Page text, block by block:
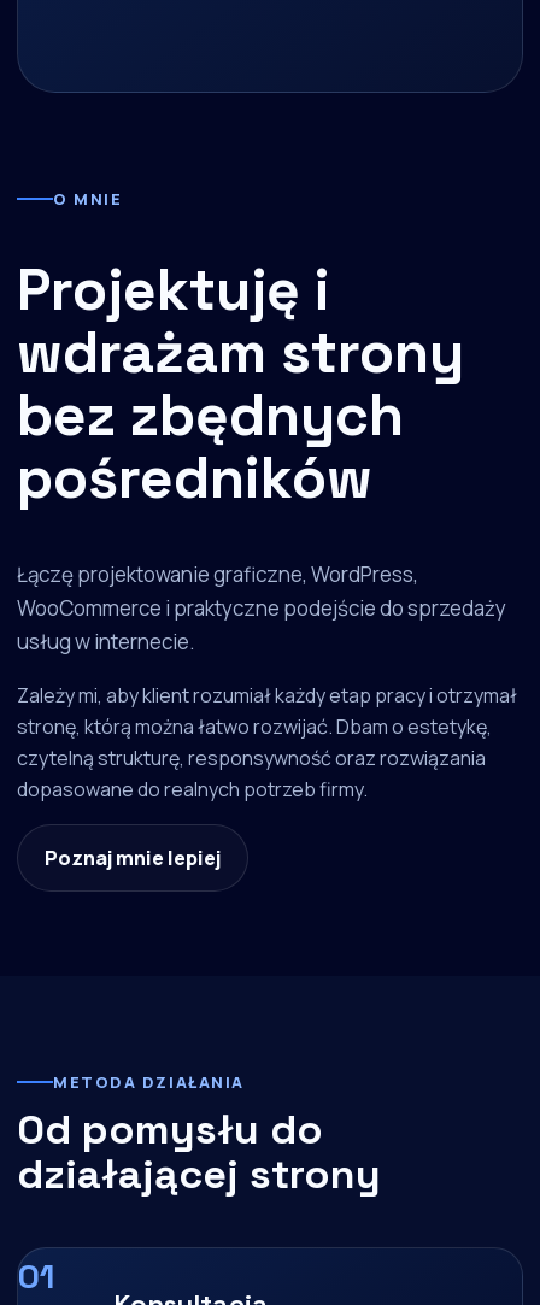
O MNIE
Projektuję i
wdrażam strony
bez zbędnych
pośredników
Łączę projektowanie graficzne, WordPress,
WooCommerce i praktyczne podejście do sprzedaży
usług w internecie.
Zależy mi, aby klient rozumiał każdy etap pracy i otrzymał
stronę, którą można łatwo rozwijać. Dbam o estetykę,
czytelną strukturę, responsywność oraz rozwiązania
dopasowane do realnych potrzeb firmy.
Poznaj mnie lepiej
METODA DZIAŁANIA
Od pomysłu do
działającej strony